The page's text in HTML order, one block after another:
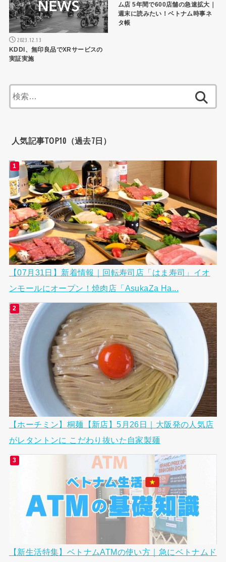
2023.12.13
KDDI、無印良品でXRサービスの
実証実施
ム店 5年間で600店舗の急速拡大｜
週末に読みたい！ベトナム時事ネ
タ帳
索:
人気記事TOP10（過去7日）
【07月31日】新着情報｜回転寿司店「はま寿司」イオ
ンモールにオープン！焼肉店「AsukaZa Ha...
【ホーチミン】桐麺【新店】5月26日｜大阪発の人気店
がレタントンに こだわり抜いた自家製麺
【新生活特集】ベトナムATMの使い方｜急にベトナムド